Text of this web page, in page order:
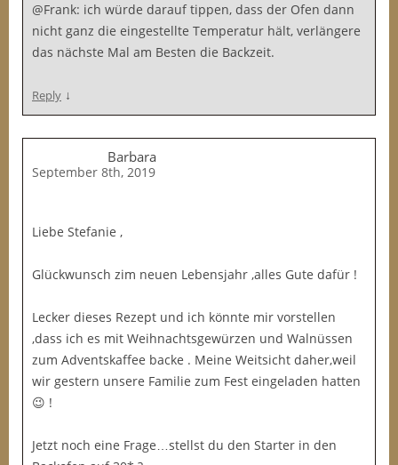
@Frank: ich würde darauf tippen, dass der Ofen dann
nicht ganz die eingestellte Temperatur hält, verlängere
das nächste Mal am Besten die Backzeit.
Reply ↓
Barbara
September 8th, 2019
Liebe Stefanie ,
Glückwunsch zim neuen Lebensjahr ,alles Gute dafür !
Lecker dieses Rezept und ich könnte mir vorstellen
,dass ich es mit Weihnachtsgewürzen und Walnüssen
zum Adventskaffee backe . Meine Weitsicht daher,weil
wir gestern unsere Familie zum Fest eingeladen hatten
😉 !
Jetzt noch eine Frage…stellst du den Starter in den